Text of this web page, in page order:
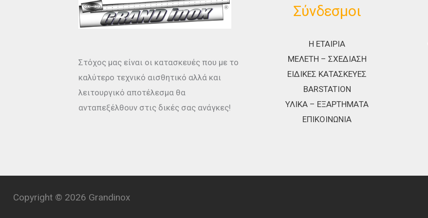
Στόχος μας είναι οι κατασκευές που με το
καλύτερο τεχνικό αισθητικό αλλά και
λειτουργικό αποτέλεσμα θα
ανταπεξέλθουν στις δικές σας ανάγκες!
Σύνδεσμοι
Η ΕΤΑΙΡΙΑ
ΜΕΛΕΤΗ – ΣΧΕΔΙΑΣΗ
ΕΙΔΙΚΕΣ ΚΑΤΑΣΚΕΥΕΣ
BARSTATION
ΥΛΙΚΑ – ΕΞΑΡΤΗΜΑΤΑ
ΕΠΙΚΟΙΝΩΝΙΑ
Copyright © 2026 Grandinox